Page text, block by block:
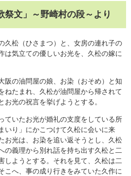
祭文」～野崎村の段～より
久松（ひさまつ）と、女房の連れ子の
は気立ての優しいお光を、久松の嫁に
の油問屋の娘、お染（おそめ）と知
ねたまれ、久松が油問屋から帰されて
お光の祝言を挙げようとする。
ていたお光が婚礼の支度をしている所
いり」にかこつけて久松に会いに来
お光は、お染を追い返そうとし、久松
の義理から別れ話を持ち出す久松と二
しようとする。それを見て、久松は二
こへ、事の成り行きをみていた久作に